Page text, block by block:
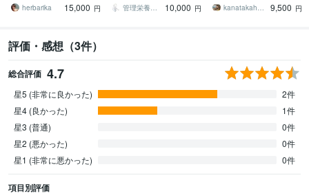
や小麦粉不使用。
herbarika
15,000 円
ートします管理栄養士asami
10,000 円
とお任せください！
kanatakahashi
9,500 円
評価・感想（3件）
総合評価 4.7
星5 (非常に良かった)
2件
星4 (良かった)
1件
星3 (普通)
0件
星2 (悪かった)
0件
星1 (非常に悪かった)
0件
項目別評価